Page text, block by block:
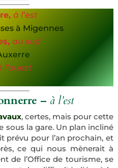
à l’est
à Migennes
au sud
l’ouest
– à l’est
, certes, mais pour cette
sous la gare. Un plan incliné
prévu pour l’an prochain, et
ce qui nous mènerait à
de l’Office de tourisme, se